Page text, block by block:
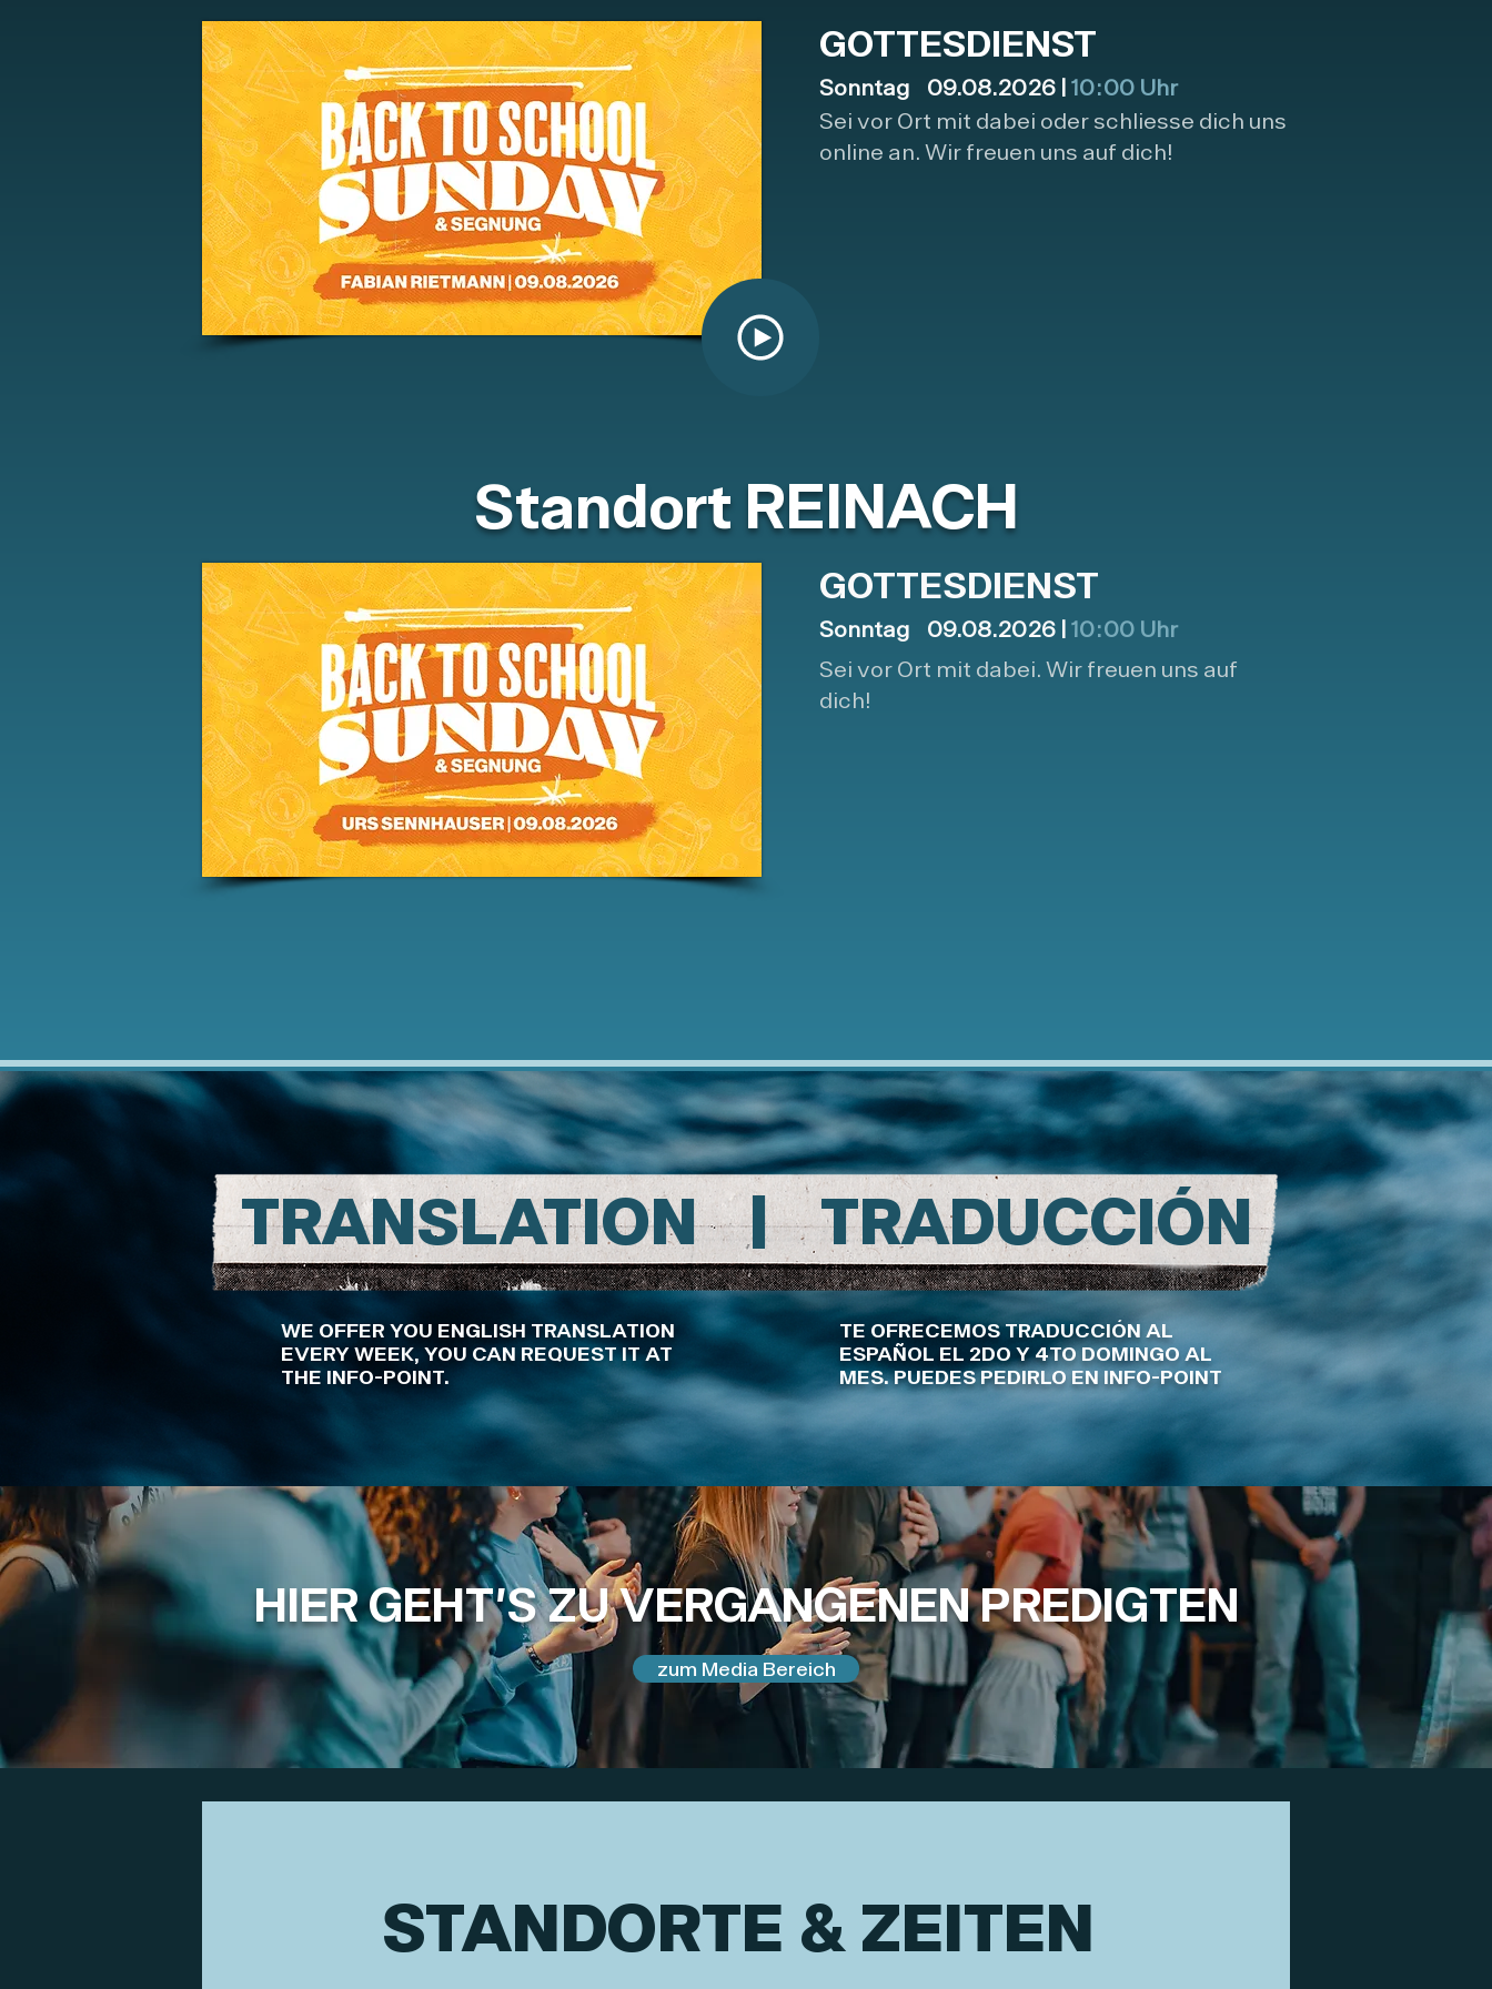
GOTTESDIENST
Sonntag 09.08.2026 | 10:00 Uhr
Sei vor Ort mit dabei oder schliesse dich uns
online an. Wir freuen uns auf dich!
Standort REINACH
GOTTESDIENST
Sonntag 09.08.2026 | 10:00 Uhr
Sei vor Ort mit dabei. Wir freuen uns auf
dich!
TRANSLATION | TRADUCCIÓN
TE OFRECEMOS TRADUCCIÓN AL
ESPAÑOL EL 2DO Y 4TO DOMINGO AL
MES. PUEDES PEDIRLO EN INFO-POINT
WE OFFER YOU ENGLISH TRANSLATION
EVERY WEEK, YOU CAN REQUEST IT AT
THE INFO-POINT.
HIER GEHT'S ZU VERGANGENEN PREDIGTEN
zum Media Bereich
STANDORTE & ZEITEN